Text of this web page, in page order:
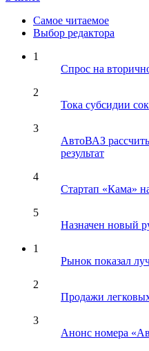
Самое читаемое
Выбор редактора
1
Спрос на
2
Тока субсидии
3
АвтоВАЗ
результат
4
Стартап «Кама»
5
Назначен новый
1
Рынок показал
2
Продажи
3
Анонс номера